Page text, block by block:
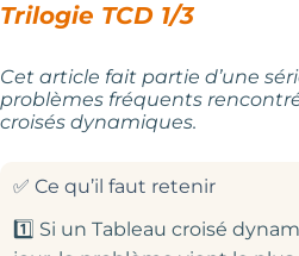
Trilogie TCD 1/3
Cet article fait partie d’une
problèmes fréquents
croisés dynamiques.
✅ Ce qu’il faut retenir
1️⃣ Si un Tableau croisé